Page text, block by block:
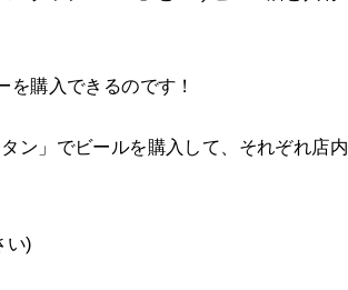
購入できるのです！
ン」でビールを購入して、それぞれ店内
い)